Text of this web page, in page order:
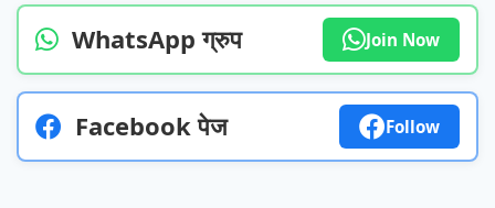
WhatsApp ग्रुप Join Now
Facebook पेज Follow